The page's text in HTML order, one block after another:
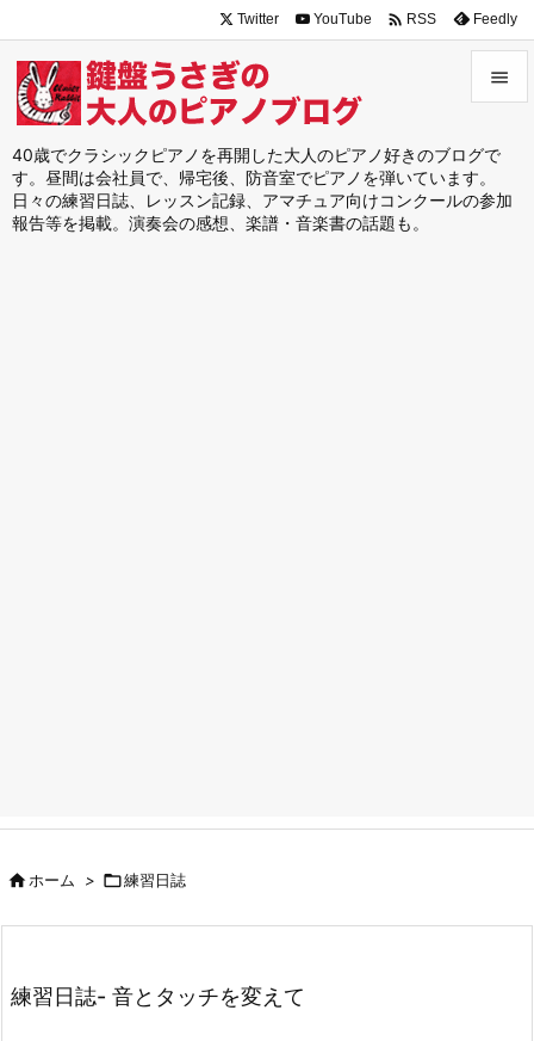
40歳でクラシックピアノを再開した大人のピアノ好きのブログで
す。昼間は会社員で、帰宅後、防音室でピアノを弾いています。
日々の練習日誌、レッスン記録、アマチュア向けコンクールの参加
報告等を掲載。演奏会の感想、楽譜・音楽書の話題も。

メニュ

サイド
Twitter YouTube  RSS Feedly
ホーム > 練習日誌
練習日誌- 音とタッチを変えて